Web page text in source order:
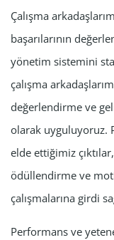
Çalışma
başarılarının
yönetim sistemini
çalışma
değerlendirme ve
olarak uyguluyoruz.
elde ettiğimiz
ödüllendirme ve
çalışmalarına girdi
Performans ve